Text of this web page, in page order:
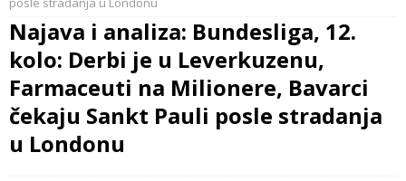
Najava i analiza: Bundesliga, 12.
kolo: Derbi je u Leverkuzenu,
Farmaceuti na Milionere, Bavarci
čekaju Sankt Pauli posle stradanja
u Londonu